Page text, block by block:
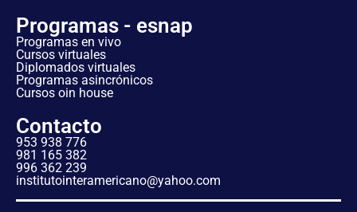
Programas - esnap
Programas en vivo
Cursos virtuales
Diplomados virtuales
Programas asincrónicos
Cursos oin house
Contacto
953 938 776
981 165 382
996 362 239
institutointeramericano@yahoo.com